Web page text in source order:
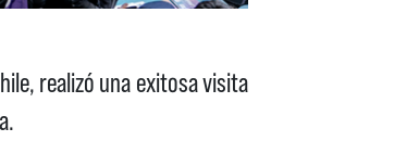
realizó una exitosa visita